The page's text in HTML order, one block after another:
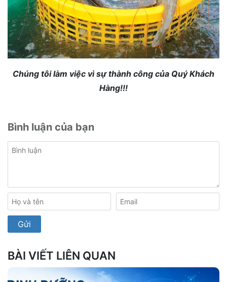
Chúng tôi làm việc vì sự thành công của Quý Khách
Hàng!!!
Bình luận của bạn
BÀI VIẾT LIÊN QUAN